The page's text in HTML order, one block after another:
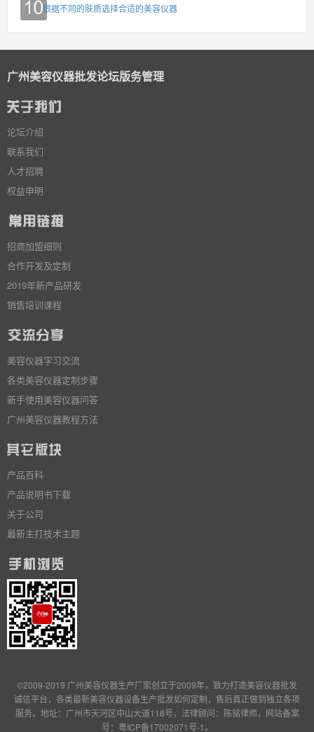
根据不同的肤质选择合适的美容仪器
广州美容仪器批发论坛版务管理
论坛介绍
联系我们
人才招聘
权益申明
招商加盟细则
合作开发及定制
2019年新产品研发
销售培训课程
美容仪器学习交流
各类美容仪器定制步骤
新手使用美容仪器问答
广州美容仪器教程方法
产品百科
产品说明书下载
关于公司
最新主打技术主题
©2009-2019 广州美容仪器生产厂家创立于2009年，致力打造美容仪器批发
诚信平台，各类最新美容仪器设备生产批发如何定制，售后真正做到独立各项
服务。地址：广州市天河区中山大道118号，法律顾问：陈铭律师，网站备案
号： 粤ICP备17002071号-1。